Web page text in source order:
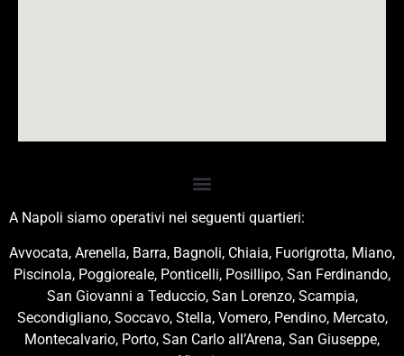
A Napoli siamo operativi nei seguenti quartieri:
Avvocata, Arenella, Barra, Bagnoli, Chiaia, Fuorigrotta, Miano,
Piscinola, Poggioreale, Ponticelli, Posillipo, San Ferdinando,
San Giovanni a Teduccio, San Lorenzo, Scampia,
Secondigliano, Soccavo, Stella, Vomero, Pendino, Mercato,
Montecalvario, Porto, San Carlo all’Arena, San Giuseppe,